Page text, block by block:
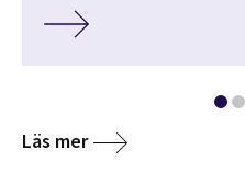
Läs mer